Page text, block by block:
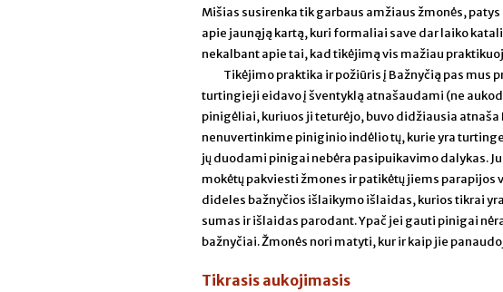
Mišias susirenka tik garbaus amžiaus žmonės,
apie jaunąją kartą, kuri formaliai save dar laiko
nekalbant apie tai, kad tikėjimą vis mažiau
Tikėjimo praktika ir požiūris į Bažnyčią pas mus
turtingieji eidavo į šventyklą atnašaudami (ne
pinigėliai, kuriuos ji teturėjo, buvo didžiausia
nenuvertinkime piniginio indėlio tų, kurie yra
jų duodami pinigai nebėra pasipuikavimo dalykas.
mokėtų pakviesti žmones ir patikėtų jiems parapijos
dideles bažnyčios išlaikymo išlaidas, kurios tikrai
sumas ir išlaidas parodant. Ypač jei gauti pinigai
bažnyčiai. Žmonės nori matyti, kur ir kaip jie
Tikrasis aukojimasis